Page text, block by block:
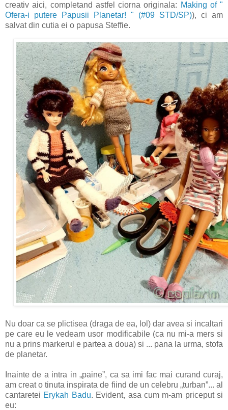
creativ aici, completand astfel ciorna originala: Making of "
Ofera-i putere Papusii Planetar! " (#09 STD/SP)), ci am
salvat din cutia ei o papusa Steffie.
Nu doar ca se plictisea (draga de ea, lol) dar avea si incaltari
pe care eu le vedeam usor modificabile (ca nu mi-a mers si
nu a prins markerul e partea a doua) si ... pana la urma, stofa
de planetar.
Inainte de a intra in „paine”, ca sa imi fac mai curand curaj,
am creat o tinuta inspirata de fiind de un celebru „turban”... al
cantaretei Erykah Badu. Evident, asa cum m-am priceput si
eu: